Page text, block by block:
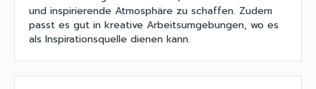
und inspirierende Atmosphäre zu schaffen. Zudem
passt es gut in kreative Arbeitsumgebungen, wo es
als Inspirationsquelle dienen kann.